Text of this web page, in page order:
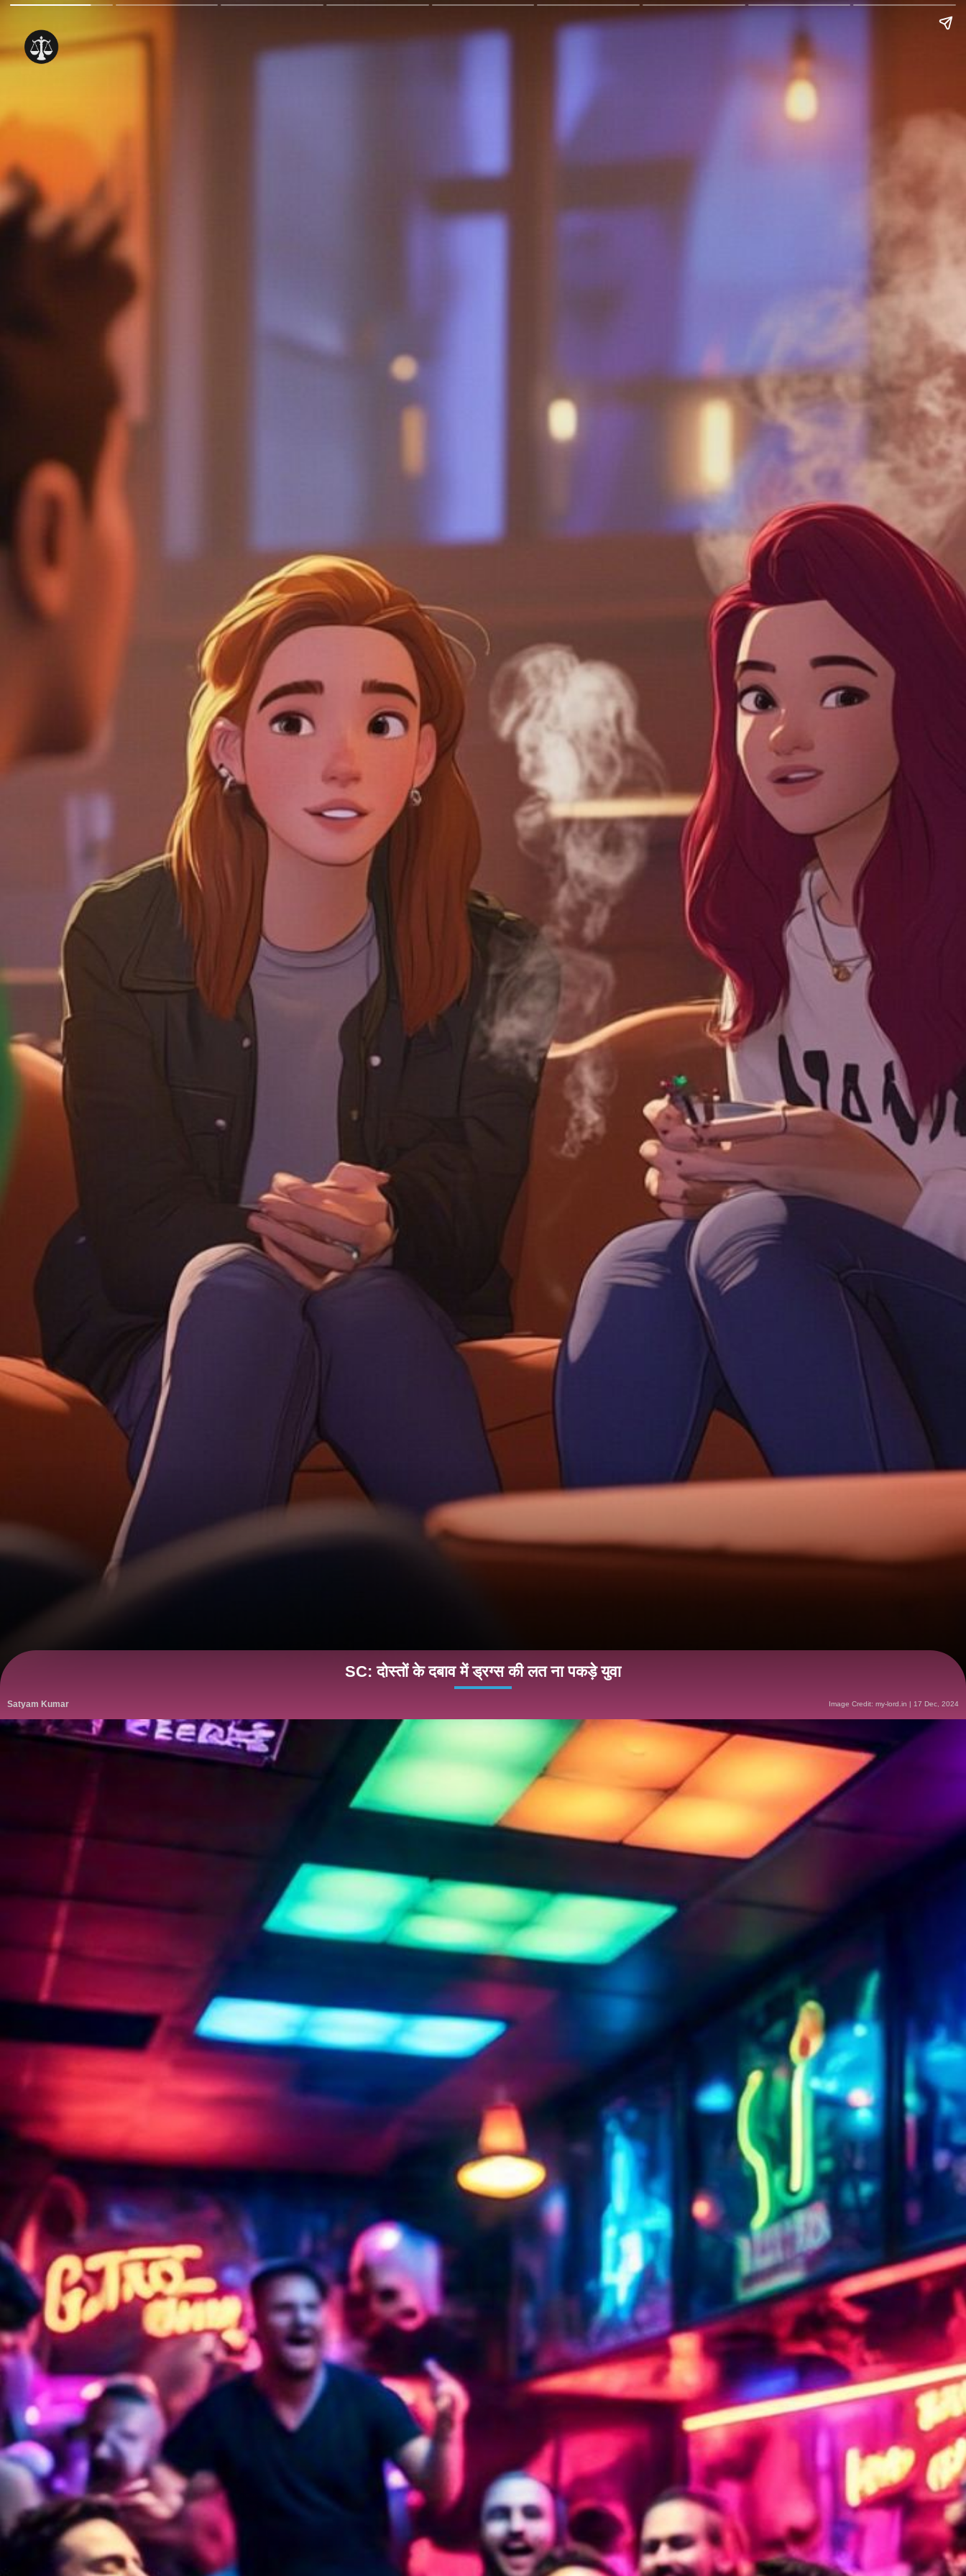
SC: दोस्तों के दबाव में ड्रग्स की लत ना पकड़े युवा
Satyam Kumar Image Credit: my-lord.in | 17 Dec, 2024